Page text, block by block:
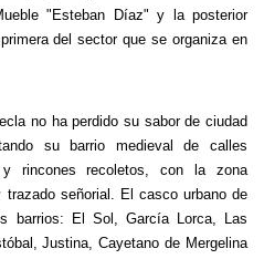
"Esteban Díaz" y la posterior
del sector que se organiza en
no ha perdido su sabor de ciudad
su barrio medieval de calles
y rincones recoletos, con la zona
señorial. El casco urbano de
barrios: El Sol, García Lorca, Las
Justina, Cayetano de Mergelina